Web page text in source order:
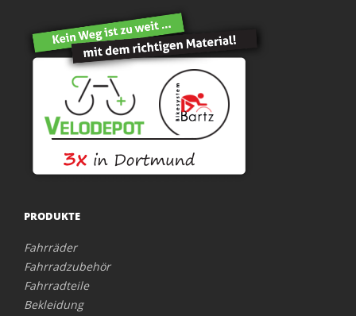
PRODUKTE
Fahrräder
Fahrradzubehör
Fahrradteile
Bekleidung